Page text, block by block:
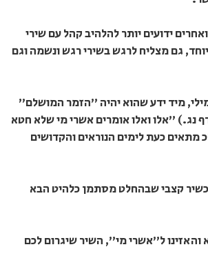
ידועים יותר להלהיב קהל עם שירי
גם מצליח לרגש בשירי רגש ונשמה וגם
מיד ידע שהוא יהיה "הזמר המושלם"
"אלו ואלו אומרים אשרי מי שלא חטא
כעת לימים הנוראים והקדושים
קצבי שבהחלט מסתמן כלהיט הבא
ל"אשרי מי", השיר שיגרום לכם